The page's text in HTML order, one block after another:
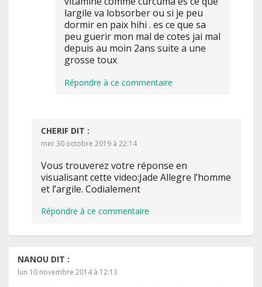
largile va lobsorber ou si je peu
dormir en paix hihi . es ce que sa
peu guerir mon mal de cotes jai mal
depuis au moin 2ans suite a une
grosse toux
Répondre à ce commentaire
CHERIF DIT :
mer 30 octobre 2019 à 22:14
Vous trouverez votre réponse en
visualisant cette video:Jade Allegre l’homme
et l’argile. Codialement
Répondre à ce commentaire
NANOU DIT :
lun 10 novembre 2014 à 12:13